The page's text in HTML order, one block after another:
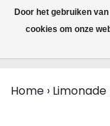
Home ›
Door het gebruiken
cookies om onze